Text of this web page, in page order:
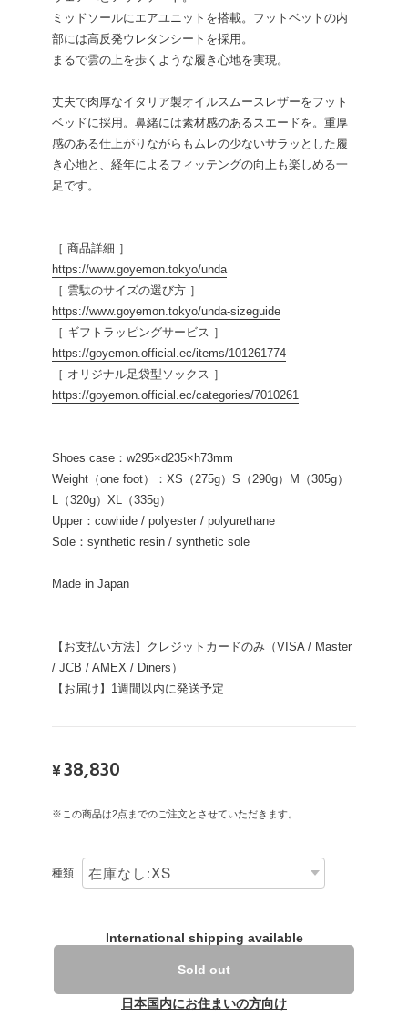
ミッドソールにエアユニットを搭載。フットベットの内
部には高反発ウレタンシートを採用。
まるで雲の上を歩くような履き心地を実現。
丈夫で肉厚なイタリア製オイルスムースレザーをフット
ベッドに採用。鼻緒には素材感のあるスエードを。重厚
感のある仕上がりながらもムレの少ないサラッとした履
き心地と、経年によるフィッテングの向上も楽しめる一
足です。
［ 商品詳細 ］
https://www.goyemon.tokyo/unda
［ 雲駄のサイズの選び方 ］
https://www.goyemon.tokyo/unda-sizeguide
［ ギフトラッピングサービス ］
https://goyemon.official.ec/items/101261774
［ オリジナル足袋型ソックス ］
https://goyemon.official.ec/categories/7010261
Shoes case：w295×d235×h73mm
Weight（one foot）：XS（275g）S（290g）M（305g）
L（320g）XL（335g）
Upper：cowhide / polyester / polyurethane
Sole：synthetic resin / synthetic sole
Made in Japan
【お支払い方法】クレジットカードのみ（VISA / Master
/ JCB / AMEX / Diners）
【お届け】1週間以内に発送予定
¥38,830
※この商品は2点までのご注文とさせていただきます。
種類
International shipping available
Sold out
日本国内にお住まいの方向け